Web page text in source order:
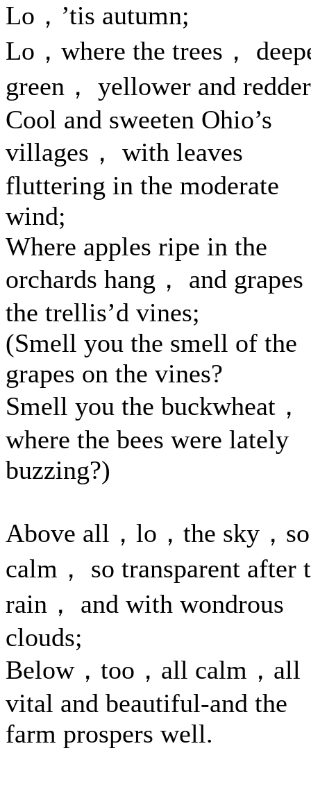
Lo，’tis autumn;
Lo，where the trees，
green， yellower and
Cool and sweeten Ohio’s
villages， with leaves
fluttering in the moderate
wind;
Where apples ripe in the
orchards hang， and grapes
the trellis’d vines;
(Smell you the smell of the
grapes on the vines?
Smell you the buckwheat，
where the bees were lately
buzzing?)
Above all，lo，the sky，so
calm， so transparent after
rain， and with wondrous
clouds;
Below，too，all calm，all
vital and beautiful-and the
farm prospers well.